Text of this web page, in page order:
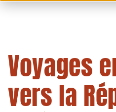
Voyages
vers la